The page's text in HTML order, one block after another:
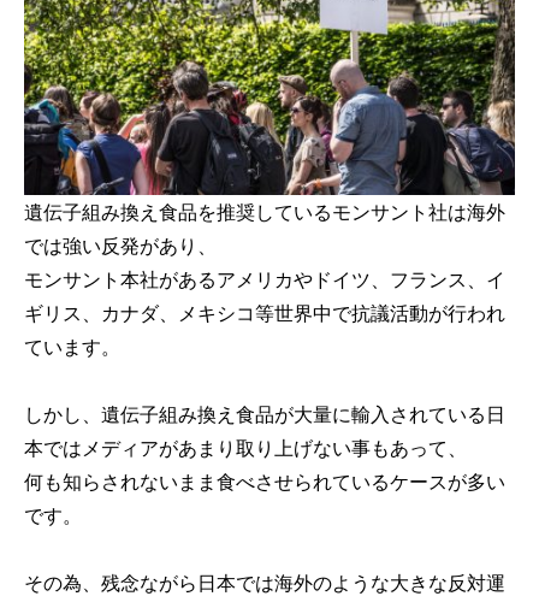
遺伝子組み換え食品を推奨しているモンサント社は海外
では強い反発があり、
モンサント本社があるアメリカやドイツ、フランス、イ
ギリス、カナダ、メキシコ等世界中で抗議活動が行われ
ています。
しかし、遺伝子組み換え食品が大量に輸入されている日
本ではメディアがあまり取り上げない事もあって、
何も知らされないまま食べさせられているケースが多い
です。
その為、残念ながら日本では海外のような大きな反対運